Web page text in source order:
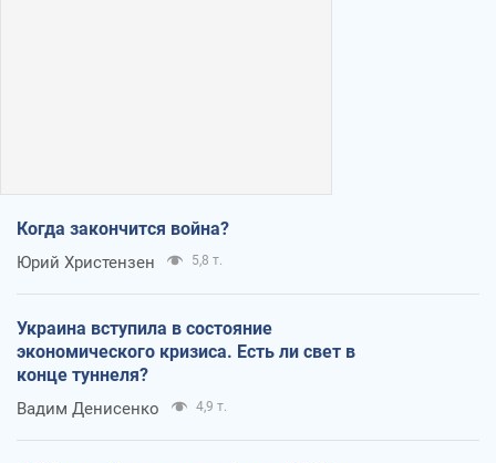
Когда закончится война?
Юрий Христензен 5,8 т.
Украина вступила в состояние
экономического кризиса. Есть ли свет в
конце туннеля?
Вадим Денисенко 4,9 т.